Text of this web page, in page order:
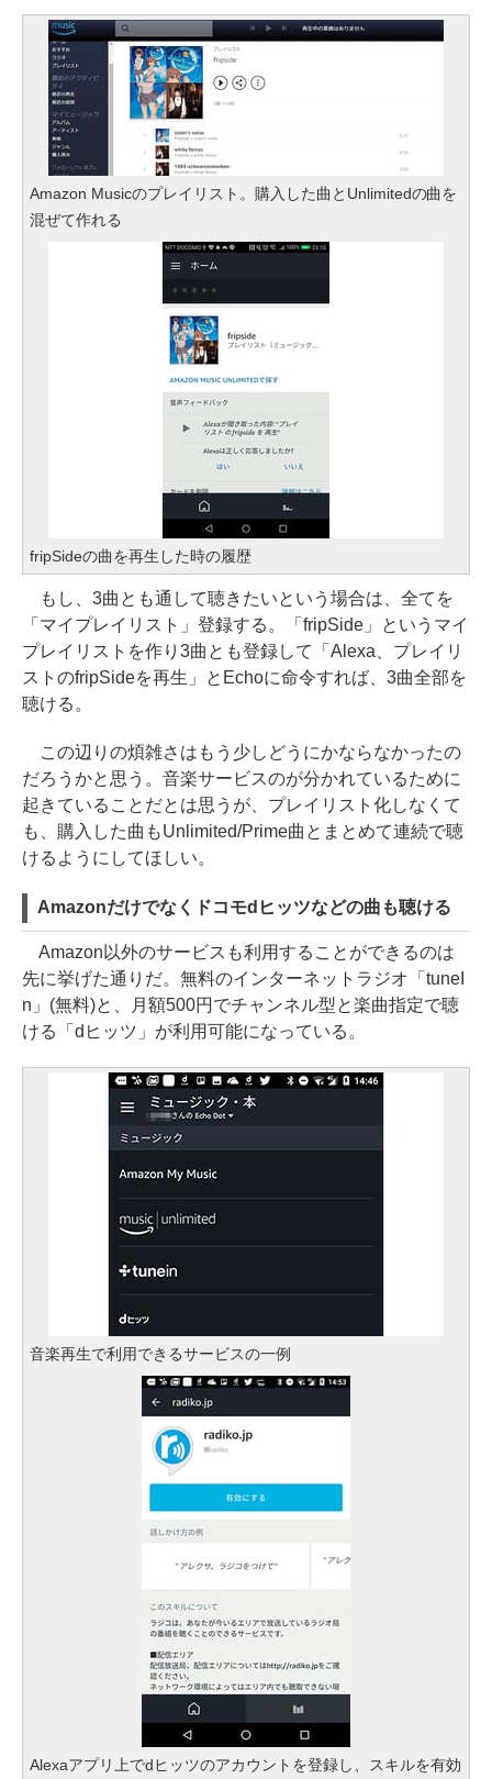
Amazon Musicのプレイリスト。購入した曲とUnlimitedの曲を
混ぜて作れる
fripSideの曲を再生した時の履歴
もし、3曲とも通して聴きたいという場合は、全てを
「マイプレイリスト」登録する。「fripSide」というマイ
プレイリストを作り3曲とも登録して「Alexa、プレイリ
ストのfripSideを再生」とEchoに命令すれば、3曲全部を
聴ける。
この辺りの煩雑さはもう少しどうにかならなかったの
だろうかと思う。音楽サービスのが分かれているために
起きていることだとは思うが、プレイリスト化しなくて
も、購入した曲もUnlimited/Prime曲とまとめて連続で聴
けるようにしてほしい。
Amazonだけでなくドコモdヒッツなどの曲も聴ける
Amazon以外のサービスも利用することができるのは
先に挙げた通りだ。無料のインターネットラジオ「tuneI
n」(無料)と、月額500円でチャンネル型と楽曲指定で聴
ける「dヒッツ」が利用可能になっている。
音楽再生で利用できるサービスの一例
Alexaアプリ上でdヒッツのアカウントを登録し、スキルを有効